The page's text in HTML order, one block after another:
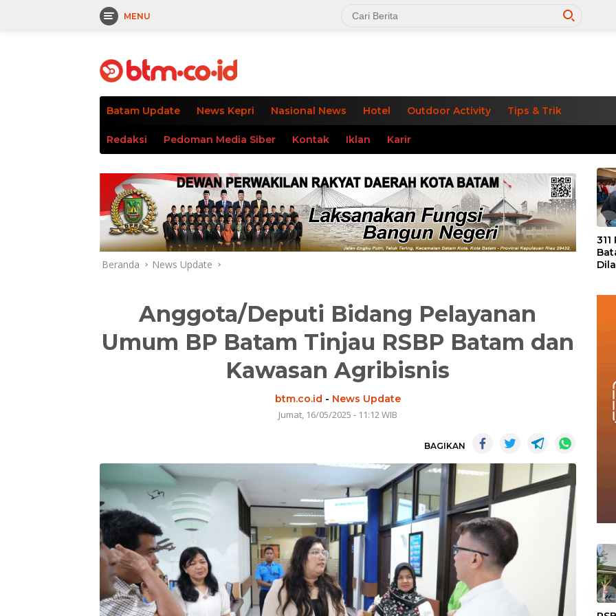
MENU
Batam Update News Kepri Nasional News Hotel Outdoor Activity Tips & Trik
Redaksi Pedoman Media Siber Kontak Iklan Karir
Beranda News Update
Anggota/Deputi Bidang Pelayanan
Umum BP Batam Tinjau RSBP Batam dan
Kawasan Agribisnis
btm.co.id - News Update
Jumat, 16/05/2025 - 11:12 WIB
BAGIKAN
«
«